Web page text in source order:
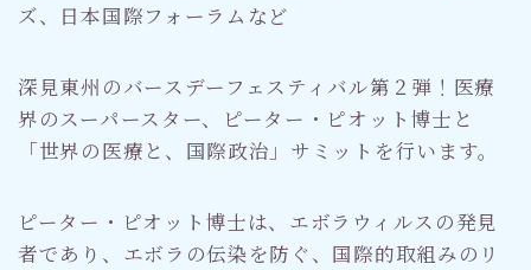
ズ、日本国際フォーラムなど
深見東州のバースデーフェスティバル第２弾！医療
界のスーパースター、ピーター・ピオット博士と
「世界の医療と、国際政治」サミットを行います。
ピーター・ピオット博士は、エボラウィルスの発見
者であり、エボラの伝染を防ぐ、国際的取組みのリ